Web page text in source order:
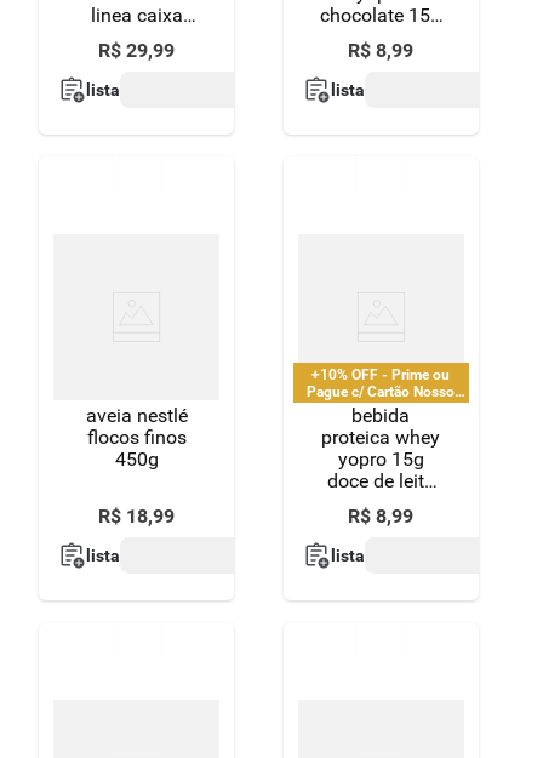
linea caixa
150ml 2
unidades
grátis 50% de
desconto na
R$ 29,99
lista
chocolate 15g
de proteínas
250ml
R$ 8,99
lista
aveia nestlé
flocos finos
450g
R$ 18,99
lista
+10% OFF - Prime ou
Pague c/ Cartão Nosso
Pay
bebida
proteica whey
yopro 15g
doce de leite
250ml
R$ 8,99
lista